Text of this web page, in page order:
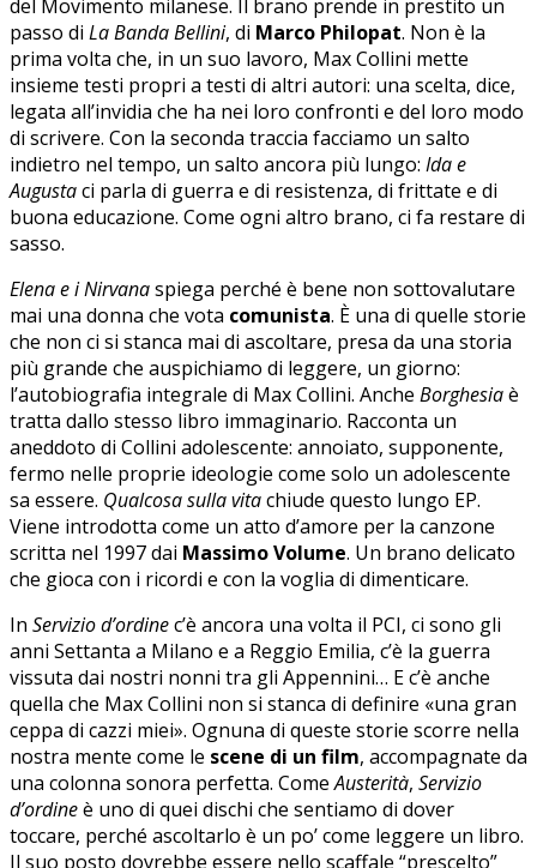
del Movimento milanese. Il brano prende in prestito un
passo di La Banda Bellini, di Marco Philopat. Non è la
prima volta che, in un suo lavoro, Max Collini mette
insieme testi propri a testi di altri autori: una scelta, dice,
legata all’invidia che ha nei loro confronti e del loro modo
di scrivere. Con la seconda traccia facciamo un salto
indietro nel tempo, un salto ancora più lungo: Ida e
Augustaci parla di guerra e di resistenza, di frittate e di
buona educazione. Come ogni altro brano, ci fa restare di
sasso.
Elena e i Nirvanaspiega perché è bene non sottovalutare
mai una donna che vota comunista. È una di quelle storie
che non ci si stanca mai di ascoltare, presa da una storia
più grande che auspichiamo di leggere, un giorno:
l’autobiografia integrale di Max Collini. Anche Borghesiaè
tratta dallo stesso libro immaginario. Racconta un
aneddoto di Collini adolescente: annoiato, supponente,
fermo nelle proprie ideologie come solo un adolescente
sa essere. Qualcosa sulla vitachiude questo lungo EP.
Viene introdotta come un atto d’amore per la canzone
scritta nel 1997 dai Massimo Volume. Un brano delicato
che gioca con i ricordi e con la voglia di dimenticare.
In Servizio d’ordinec’è ancora una volta il PCI, ci sono gli
anni Settanta a Milano e a Reggio Emilia, c’è la guerra
vissuta dai nostri nonni tra gli Appennini… E c’è anche
quella che Max Collini non si stanca di definire «una gran
ceppa di cazzi miei». Ognuna di queste storie scorre nella
nostra mente come le scene di un film, accompagnate da
una colonna sonora perfetta. ComeAusterità, Servizio
d’ordineè uno di quei dischi che sentiamo di dover
toccare, perché ascoltarlo è un po’ come leggere un libro.
Il suo posto dovrebbe essere nello scaffale “prescelto”